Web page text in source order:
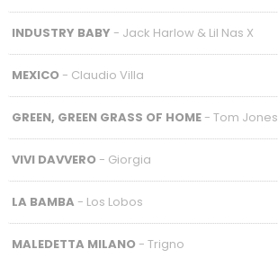
INDUSTRY BABY - Jack Harlow & Lil Nas X
MEXICO- Claudio Villa
GREEN, GREEN GRASS OF HOME- Tom Jones
VIVI DAVVERO- Giorgia
LA BAMBA - Los Lobos
MALEDETTA MILANO- Trigno